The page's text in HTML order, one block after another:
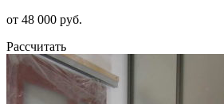
от 48 000 руб.
Рассчитать